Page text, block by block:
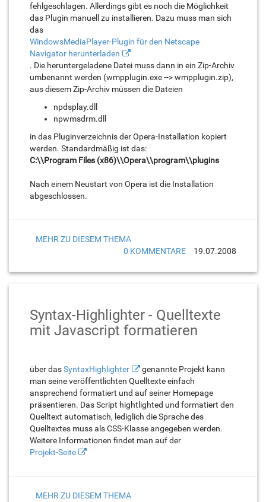
fehlgeschlagen. Allerdings gibt es noch die Möglichkeit
das Plugin manuell zu installieren. Dazu muss man sich
das
WindowsMediaPlayer-Plugin für den Netscape
Navigator herunterladen
. Die heruntergeladene Datei muss dann in ein Zip-Archiv
umbenannt werden (wmpplugin.exe --> wmpplugin.zip),
aus diesem Zip-Archiv müssen die Dateien
npdsplay.dll
npwmsdrm.dll
in das Pluginverzeichnis der Opera-Installation kopiert
werden. Standardmäßig ist das:
C:\\Program Files (x86)\\Opera\\program\\plugins
Nach einem Neustart von Opera ist die Installation
abgeschlossen.
MEHR ZU DIESEM THEMA
0 KOMMENTARE
19.07.2008
Syntax-Highlighter - Quelltexte
mit Javascript formatieren
über dasSyntaxHighlighter
genannte Projekt kann
man seine veröffentlichten Quelltexte einfach
ansprechend formatiert und auf seiner Homepage
präsentieren. Das Script hightlighted und formatiert den
Quelltext automatisch, lediglich die Sprache des
Quelltextes muss als CSS-Klasse angegeben werden.
Weitere Informationen findet man auf der
Projekt-Seite
MEHR ZU DIESEM THEMA